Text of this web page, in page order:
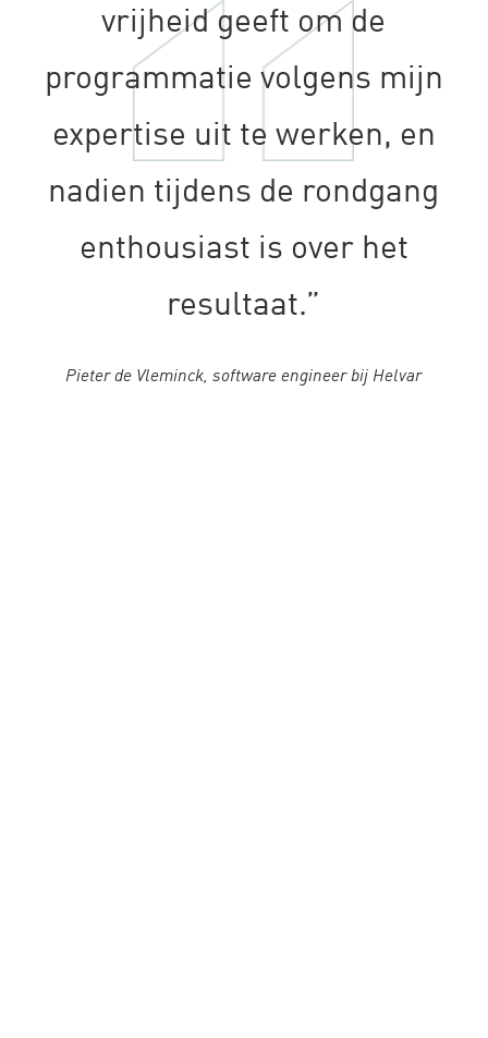
vrijheid geeft om de
programmatie volgens mijn
expertise uit te werken, en
nadien tijdens de rondgang
enthousiast is over het
resultaat.”
Pieter de Vleminck, software engineer bij Helvar